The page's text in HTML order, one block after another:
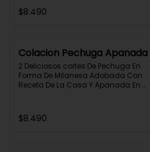
$8.490
Colacion Pechuga Apanada
2 Deliciosos cortes De Pechuga En
Forma De Milanesa Adobada Con
Receta De La Casa Y Apanada En
$8.490